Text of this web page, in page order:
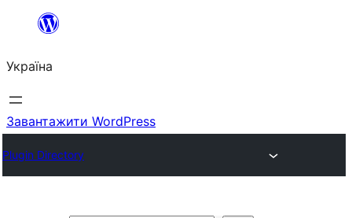
Перейти
вмісту
Україна
Завантажити WordPress
Plugin Directory